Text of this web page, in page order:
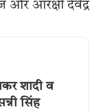
और आरक्षी देवेंद्र
शादी व
सिंह